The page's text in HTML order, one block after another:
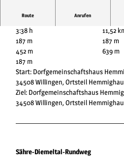
Route Anrufen
3:38 h
11,52
187 m
187 m
452 m
639 m
187 m
Start: Dorfgemeinschaftshaus
34508 Willingen, Ortsteil
Ziel: Dorfgemeinschaftshaus
34508 Willingen, Ortsteil
Sähre-Diemeltal-Rundweg